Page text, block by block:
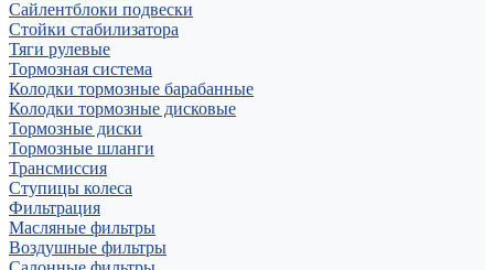
Сайлентблоки подвески
Стойки стабилизатора
Тяги рулевые
Тормозная система
Колодки тормозные барабанные
Колодки тормозные дисковые
Тормозные диски
Тормозные шланги
Трансмиссия
Ступицы колеса
Фильтрация
Масляные фильтры
Воздушные фильтры